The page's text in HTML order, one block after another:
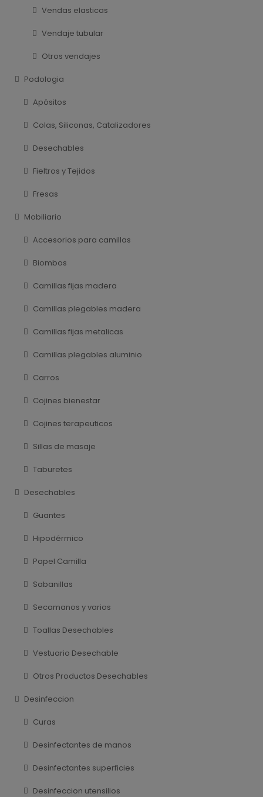
Vendas elasticas
Vendaje tubular
Otros vendajes
Podologia
Apósitos
Colas, Siliconas, Catalizadores
Desechables
Fieltros y Tejidos
Fresas
Mobiliario
Accesorios para camillas
Biombos
Camillas fijas madera
Camillas plegables madera
Camillas fijas metalicas
Camillas plegables aluminio
Carros
Cojines bienestar
Cojines terapeuticos
Sillas de masaje
Taburetes
Desechables
Guantes
Hipodérmico
Papel Camilla
Sabanillas
Secamanos y varios
Toallas Desechables
Vestuario Desechable
Otros Productos Desechables
Desinfeccion
Curas
Desinfectantes de manos
Desinfectantes superficies
Desinfeccion utensilios